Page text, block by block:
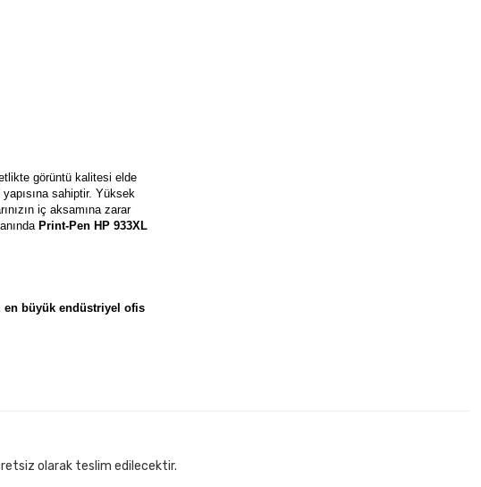
görüntü kalitesi elde
sahiptir. Yüksek
iç aksamına zarar
Print-Pen HP 933XL
en büyük endüstriyel ofis
olarak teslim edilecektir.